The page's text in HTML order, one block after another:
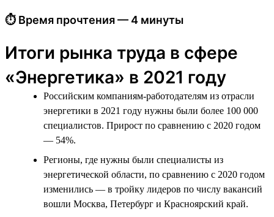
⏱ Время прочтения — 4 минуты
Итоги рынка труда в сфере
«Энергетика» в 2021 году
Российским компаниям-работодателям из отрасли
энергетики в 2021 году нужны были более 100 000
специалистов. Прирост по сравнению с 2020 годом
— 54%.
Регионы, где нужны были специалисты из
энергетической области, по сравнению с 2020 годом
изменились — в тройку лидеров по числу вакансий
вошли Москва, Петербург и Красноярский край.